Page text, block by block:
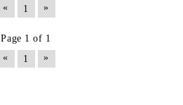
« 1 »
Page 1 of 1
«
1 »